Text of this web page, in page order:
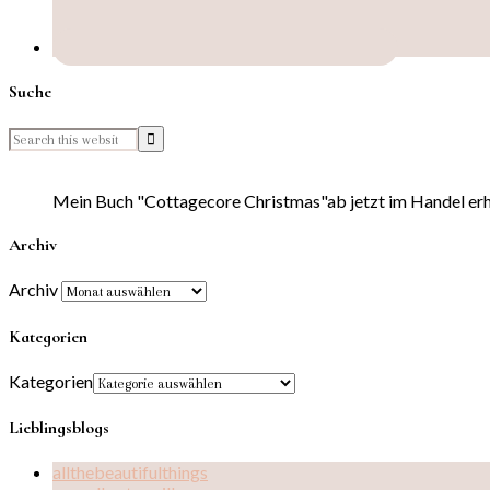
Suche
Mein Buch "Cottagecore Christmas"ab jetzt im Handel
Archiv
Archiv
Kategorien
Kategorien
Lieblingsblogs
allthebeautifulthings